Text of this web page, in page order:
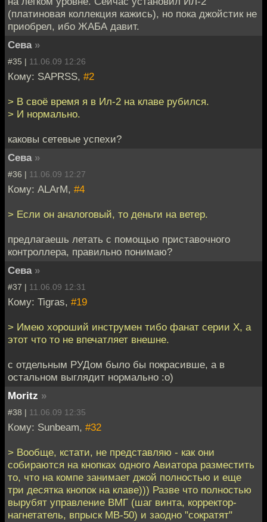
(платиновая коллекция кажись), но пока джойстик не
приобрел, ибо ЖАБА давит.
Сева »
#35 | 11.06.09 12:26
Кому: SAPRSS, #2
> В своё время я в Ил-2 на клаве рубился.
> И нормально.
каковы сетевые успехи?
Сева »
#36 | 11.06.09 12:27
Кому: ALArM, #4
> Если он аналоговый, то деньги на ветер.
предлагаешь летать с помощью приставочного
контроллера, правильно понимаю?
Сева »
#37 | 11.06.09 12:31
Кому: Tigras, #19
> Имею хороший инструмен тибо фанат серии X, а
этот что то не впечатляет внешне.
с отдельным РУДом было бы покрасивше, а в
остальном выглядит нормально :о)
Moritz »
#38 | 11.06.09 12:35
Кому: Sunbeam, #32
> Вообще, кстати, не представляю - как они
собираются на кнопках одного Авиатора разместить
то, что на компе занимает джой полностью и еще
три десятка кнопок на клаве))) Разве что полностью
вырубят управление ВМГ (шаг винта, корректор-
нагнетатель, впрыск МВ-50) и заодно "сократят"